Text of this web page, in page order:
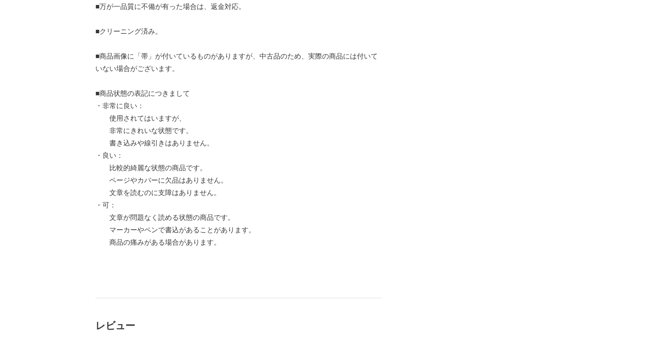
■万が一品質に不備が有った場合は、返金対応。
■クリーニング済み。
■商品画像に「帯」が付いているものがありますが、中古品のため、実際の商品には付いて
いない場合がございます。
■商品状態の表記につきまして
・非常に良い：
使用されてはいますが、
非常にきれいな状態です。
書き込みや線引きはありません。
・良い：
比較的綺麗な状態の商品です。
ページやカバーに欠品はありません。
文章を読むのに支障はありません。
・可：
文章が問題なく読める状態の商品です。
マーカーやペンで書込があることがあります。
商品の痛みがある場合があります。
レビュー